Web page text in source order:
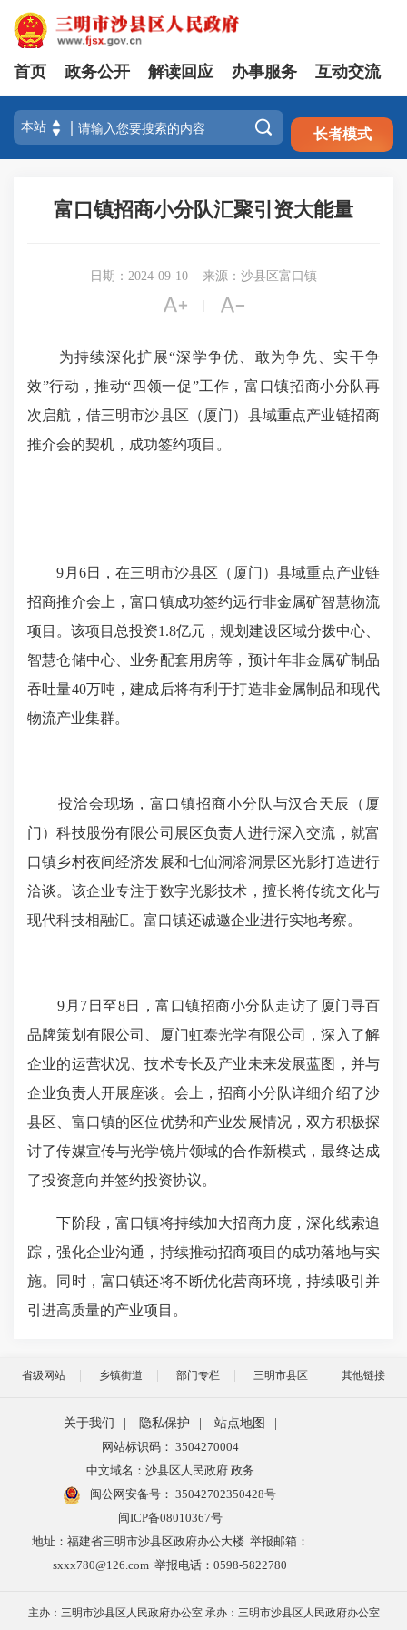
注册 登录
首页 政务公开 解读回应 办事服务 互动交流
 长者模式
富口镇招商小分队汇聚引资大能量
日期：2024-09-10 来源：沙县区富口镇
 
为持续深化扩展“深学争优、敢为争先、实干争
效”行动，推动“四领一促”工作，富口镇招商小分队再
次启航，借三明市沙县区（厦门）县域重点产业链招商
推介会的契机，成功签约项目。
9月6日，在三明市沙县区（厦门）县域重点产业链
招商推介会上，富口镇成功签约远行非金属矿智慧物流
项目。该项目总投资1.8亿元，规划建设区域分拨中心、
智慧仓储中心、业务配套用房等，预计年非金属矿制品
吞吐量40万吨，建成后将有利于打造非金属制品和现代
物流产业集群。
投洽会现场，富口镇招商小分队与汉合天辰（厦
门）科技股份有限公司展区负责人进行深入交流，就富
口镇乡村夜间经济发展和七仙洞溶洞景区光影打造进行
洽谈。该企业专注于数字光影技术，擅长将传统文化与
现代科技相融汇。富口镇还诚邀企业进行实地考察。
9月7日至8日，富口镇招商小分队走访了厦门寻百
品牌策划有限公司、厦门虹泰光学有限公司，深入了解
企业的运营状况、技术专长及产业未来发展蓝图，并与
企业负责人开展座谈。会上，招商小分队详细介绍了沙
县区、富口镇的区位优势和产业发展情况，双方积极探
讨了传媒宣传与光学镜片领域的合作新模式，最终达成
了投资意向并签约投资协议。
下阶段，富口镇将持续加大招商力度，深化线索追
踪，强化企业沟通，持续推动招商项目的成功落地与实
施。同时，富口镇还将不断优化营商环境，持续吸引并
引进高质量的产业项目。
省级网站 乡镇街道 部门专栏 三明市县区 其他链接
关于我们 隐私保护 站点地图
网站标识码： 3504270004
中文域名：沙县区人民政府.政务
闽公网安备号： 35042702350428号
闽ICP备08010367号
地址：福建省三明市沙县区政府办公大楼 举报邮箱：
sxxx780@126.com 举报电话：0598-5822780
主办：三明市沙县区人民政府办公室 承办：三明市沙县区人民政府办公室